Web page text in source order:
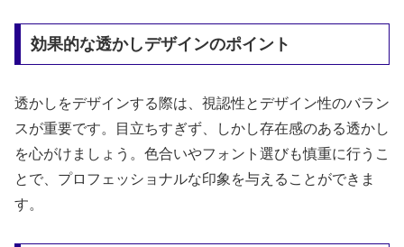
効果的な透かしデザインのポイント
透かしをデザインする際は、視認性とデザイン性のバラン
スが重要です。目立ちすぎず、しかし存在感のある透かし
を心がけましょう。色合いやフォント選びも慎重に行うこ
とで、プロフェッショナルな印象を与えることができま
す。